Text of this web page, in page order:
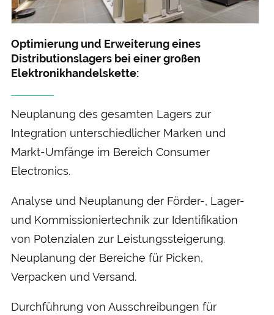
Optimierung und Er­weiterung eines
Distributions­lagers bei einer großen
Elektronik­handels­kette:
Neu­planung des gesamten Lagers zur
Integration unter­schiedlicher Marken und
Markt-Umfänge im Bereich Consumer
Electronics.
Analyse und Neu­planung der Förder-, Lager-
und Kommissionier­technik zur Identifikation
von Potenzialen zur Leistungs­steigerung.
Neu­planung der Bereiche für Picken,
Verpacken und Versand.
Durch­führung von Aus­schreibungen für